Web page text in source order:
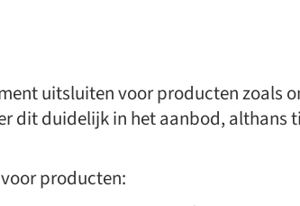
uitsluiten voor producten zoals
dit duidelijk in het aanbod, althans
producten: